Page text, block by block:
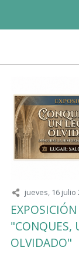
jueves, 16 julio
"CONQUES,
OLVIDADO"